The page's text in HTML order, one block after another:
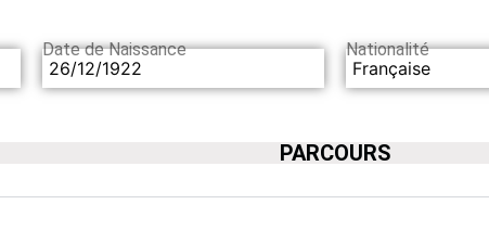
Date de Naissance
26/12/1922
Nationalité
Française
PARCOURS